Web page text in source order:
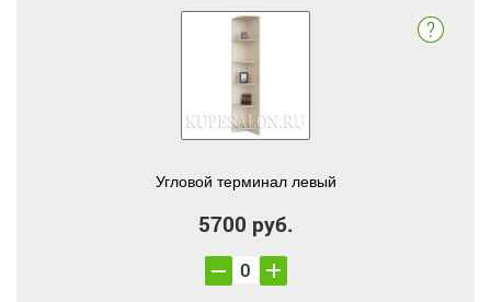
Угловой терминал левый
5700 руб.